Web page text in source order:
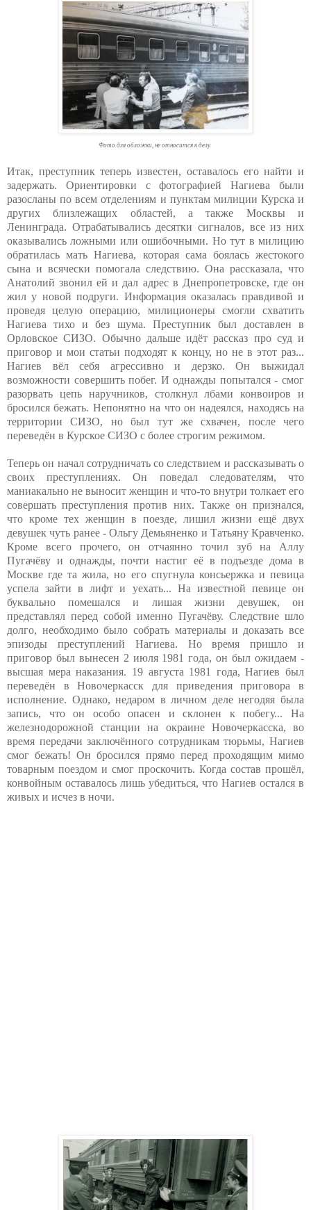
Фото для обложки, не относится к делу.
Итак, преступник теперь известен, оставалось его найти и
задержать. Ориентировки с фотографией Нагиева были
разосланы по всем отделениям и пунктам милиции Курска и
других близлежащих областей, а также Москвы и
Ленинграда. Отрабатывались десятки сигналов, все из них
оказывались ложными или ошибочными. Но тут в милицию
обратилась мать Нагиева, которая сама боялась жестокого
сына и всячески помогала следствию. Она рассказала, что
Анатолий звонил ей и дал адрес в Днепропетровске, где он
жил у новой подруги. Информация оказалась правдивой и
проведя целую операцию, милиционеры смогли схватить
Нагиева тихо и без шума. Преступник был доставлен в
Орловское СИЗО. Обычно дальше идёт рассказ про суд и
приговор и мои статьи подходят к концу, но не в этот раз...
Нагиев вёл себя агрессивно и дерзко. Он выжидал
возможности совершить побег. И однажды попытался - смог
разорвать цепь наручников, столкнул лбами конвоиров и
бросился бежать. Непонятно на что он надеялся, находясь на
территории СИЗО, но был тут же схвачен, после чего
переведён в Курское СИЗО с более строгим режимом.
Теперь он начал сотрудничать со следствием и рассказывать о
своих преступлениях. Он поведал следователям, что
маниакально не выносит женщин и что-то внутри толкает его
совершать преступления против них. Также он признался,
что кроме тех женщин в поезде, лишил жизни ещё двух
девушек чуть ранее - Ольгу Демьяненко и Татьяну Кравченко.
Кроме всего прочего, он отчаянно точил зуб на Аллу
Пугачёву и однажды, почти настиг её в подъезде дома в
Москве где та жила, но его спугнула консьержка и певица
успела зайти в лифт и уехать... На известной певице он
буквально помешался и лишая жизни девушек, он
представлял перед собой именно Пугачёву. Следствие шло
долго, необходимо было собрать материалы и доказать все
эпизоды преступлений Нагиева. Но время пришло и
приговор был вынесен 2 июля 1981 года, он был ожидаем -
высшая мера наказания. 19 августа 1981 года, Нагиев был
переведён в Новочеркасск для приведения приговора в
исполнение. Однако, недаром в личном деле негодяя была
запись, что он особо опасен и склонен к побегу... На
железнодорожной станции на окраине Новочеркасска, во
время передачи заключённого сотрудникам тюрьмы, Нагиев
смог бежать! Он бросился прямо перед проходящим мимо
товарным поездом и смог проскочить. Когда состав прошёл,
конвойным оставалось лишь убедиться, что Нагиев остался в
живых и исчез в ночи.